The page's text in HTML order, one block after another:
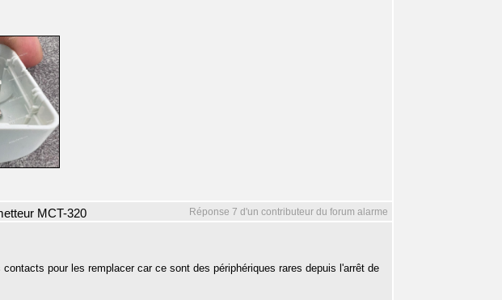
Réponse 7 d'un contributeur du forum alarme
MCT-320
pour les remplacer car ce sont des périphériques rares depuis l'arrêt de